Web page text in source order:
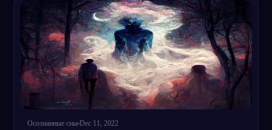
Осознанные сны Dec 11, 2022